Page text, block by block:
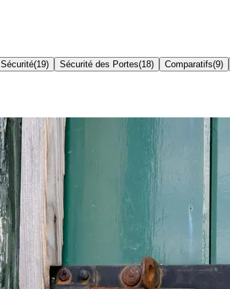
Sécurité(19) Sécurité des Portes(18) Comparatifs(9)